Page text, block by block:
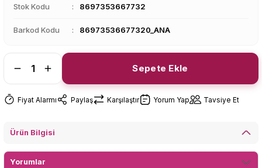
Stok Kodu 8697353667732
Barkod Kodu 86973536677320_ANA
Sepete Ekle
Fiyat Alarmı Paylaş Karşılaştır Yorum Yap Tavsiye Et
Ürün Bilgisi
Yorumlar